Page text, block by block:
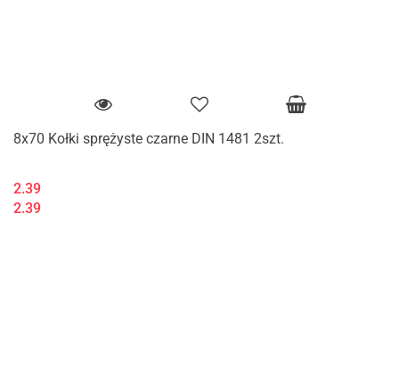
8x70 Kołki sprężyste czarne DIN 1481 2szt.
2.39
2.39